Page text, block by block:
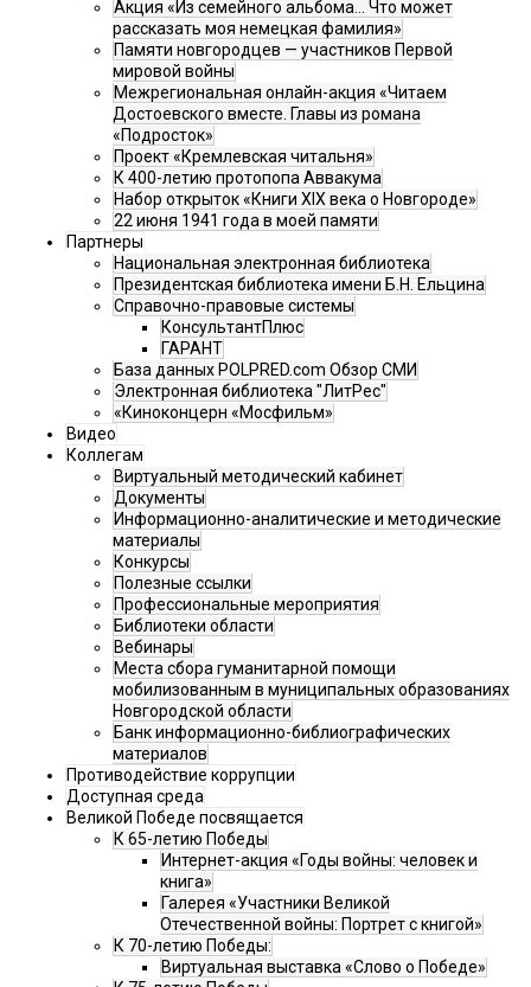
Акция «Из семейного альбома... Что может
рассказать моя немецкая фамилия»
Памяти новгородцев — участников Первой
мировой войны
Межрегиональная онлайн-акция «Читаем
Достоевского вместе. Главы из романа
«Подросток»
Проект «Кремлевская читальня»
К 400-летию протопопа Аввакума
Набор открыток «Книги XIX века о Новгороде»
22 июня 1941 года в моей памяти
Партнеры
Национальная электронная библиотека
Президентская библиотека имени Б.Н. Ельцина
Справочно-правовые системы
КонсультантПлюс
ГАРАНТ
База данных POLPRED.com Обзор СМИ
Электронная библиотека "ЛитРес"
«Киноконцерн «Мосфильм»
Видео
Коллегам
Виртуальный методический кабинет
Документы
Информационно-аналитические и методические
материалы
Конкурсы
Полезные ссылки
Профессиональные мероприятия
Библиотеки области
Вебинары
Места сбора гуманитарной помощи
мобилизованным в муниципальных образованиях
Новгородской области
Банк информационно-библиографических
материалов
Противодействие коррупции
Доступная среда
Великой Победе посвящается
К 65-летию Победы
Интернет-акция «Годы войны: человек и
книга»
Галерея «Участники Великой
Отечественной войны: Портрет с книгой»
К 70-летию Победы:
Виртуальная выставка «Слово о Победе»